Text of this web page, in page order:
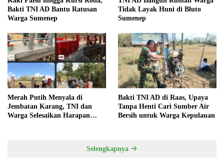
Bakti TNI AD Bantu Ratusan
Warga Sumenep
Tidak Layak Huni di Bluto
Sumenep
Merah Putih Menyala di
Jembatan Karang, TNI dan
Warga Selesaikan Harapan
Bakti TNI AD di Raas, Upaya
Tanpa Henti Cari Sumber Air
Bersih untuk Warga Kepulauan
Selengkapnya